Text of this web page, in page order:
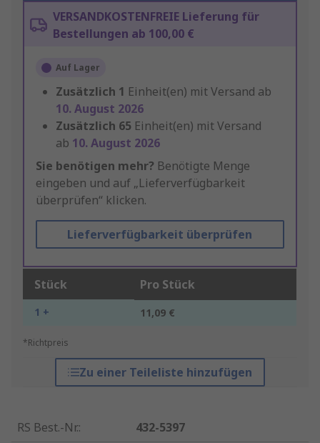
VERSANDKOSTENFREIE Lieferung für
Bestellungen ab 100,00 €
Auf Lager
Zusätzlich 1 Einheit(en) mit Versand ab
10. August 2026
Zusätzlich 65 Einheit(en) mit Versand
ab 10. August 2026
Sie benötigen mehr? Benötigte Menge
eingeben und auf „Lieferverfügbarkeit
überprüfen“ klicken.
Lieferverfügbarkeit überprüfen
Stück Pro Stück
1 + 11,09 €
*Richtpreis
Zu einer Teileliste hinzufügen
RS Best.-Nr.:
432-5397